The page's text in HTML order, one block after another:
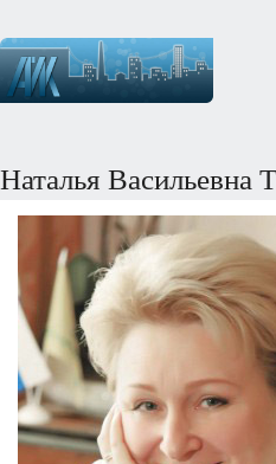
Наталья Васильевна